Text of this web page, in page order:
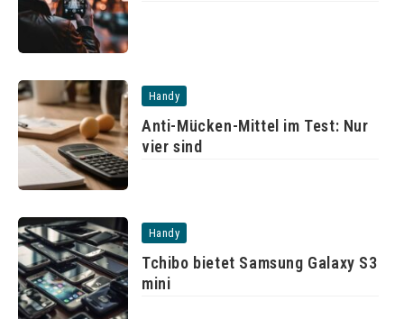
Handy
Anti-Mücken-Mittel im Test: Nur
vier sind
Handy
Tchibo bietet Samsung Galaxy S3
mini